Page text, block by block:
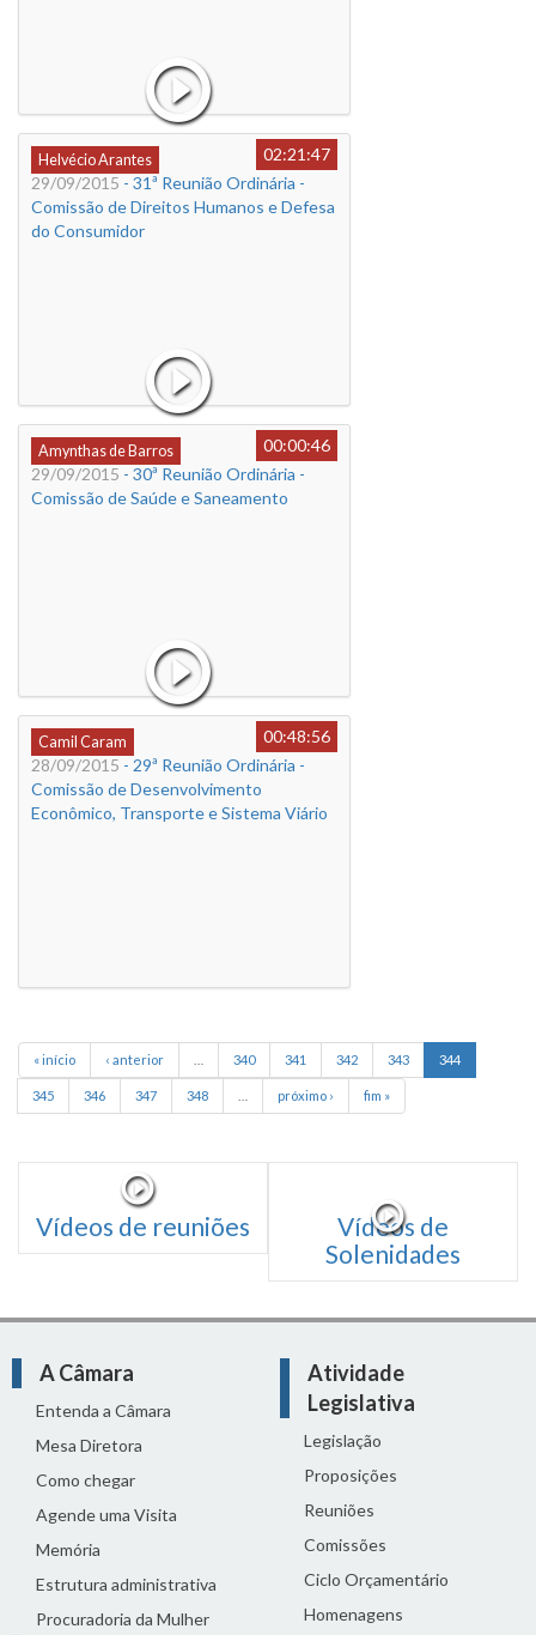
Helvécio Arantes
02:21:47
29/09/2015 - 31ª Reunião Ordinária -
Comissão de Direitos Humanos e Defesa
do Consumidor
Amynthas de Barros
00:00:46
29/09/2015 - 30ª Reunião Ordinária -
Comissão de Saúde e Saneamento
Camil Caram
00:48:56
28/09/2015 - 29ª Reunião Ordinária -
Comissão de Desenvolvimento
Econômico, Transporte e Sistema Viário
« início ‹ anterior 340 341 342 343 344
345 346 347 348 próximo › fim »
Vídeos de reuniões
Vídeos de
Solenidades
A Câmara
Entenda a Câmara
Mesa Diretora
Como chegar
Agende uma Visita
Memória
Estrutura administrativa
Procuradoria da Mulher
Atividade
Legislativa
Legislação
Proposições
Reuniões
Comissões
Ciclo Orçamentário
Homenagens